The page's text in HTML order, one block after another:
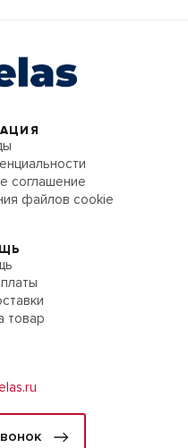
соглашение
файлов cookie
товар